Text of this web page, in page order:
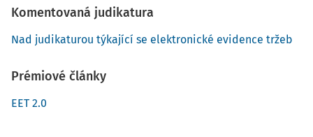
Komentovaná judikatura
Nad judikaturou týkající se elektronické evidence tržeb
Prémiové články
EET 2.0